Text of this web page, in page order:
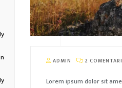
ADMIN 2
Lorem ipsum dolor sit